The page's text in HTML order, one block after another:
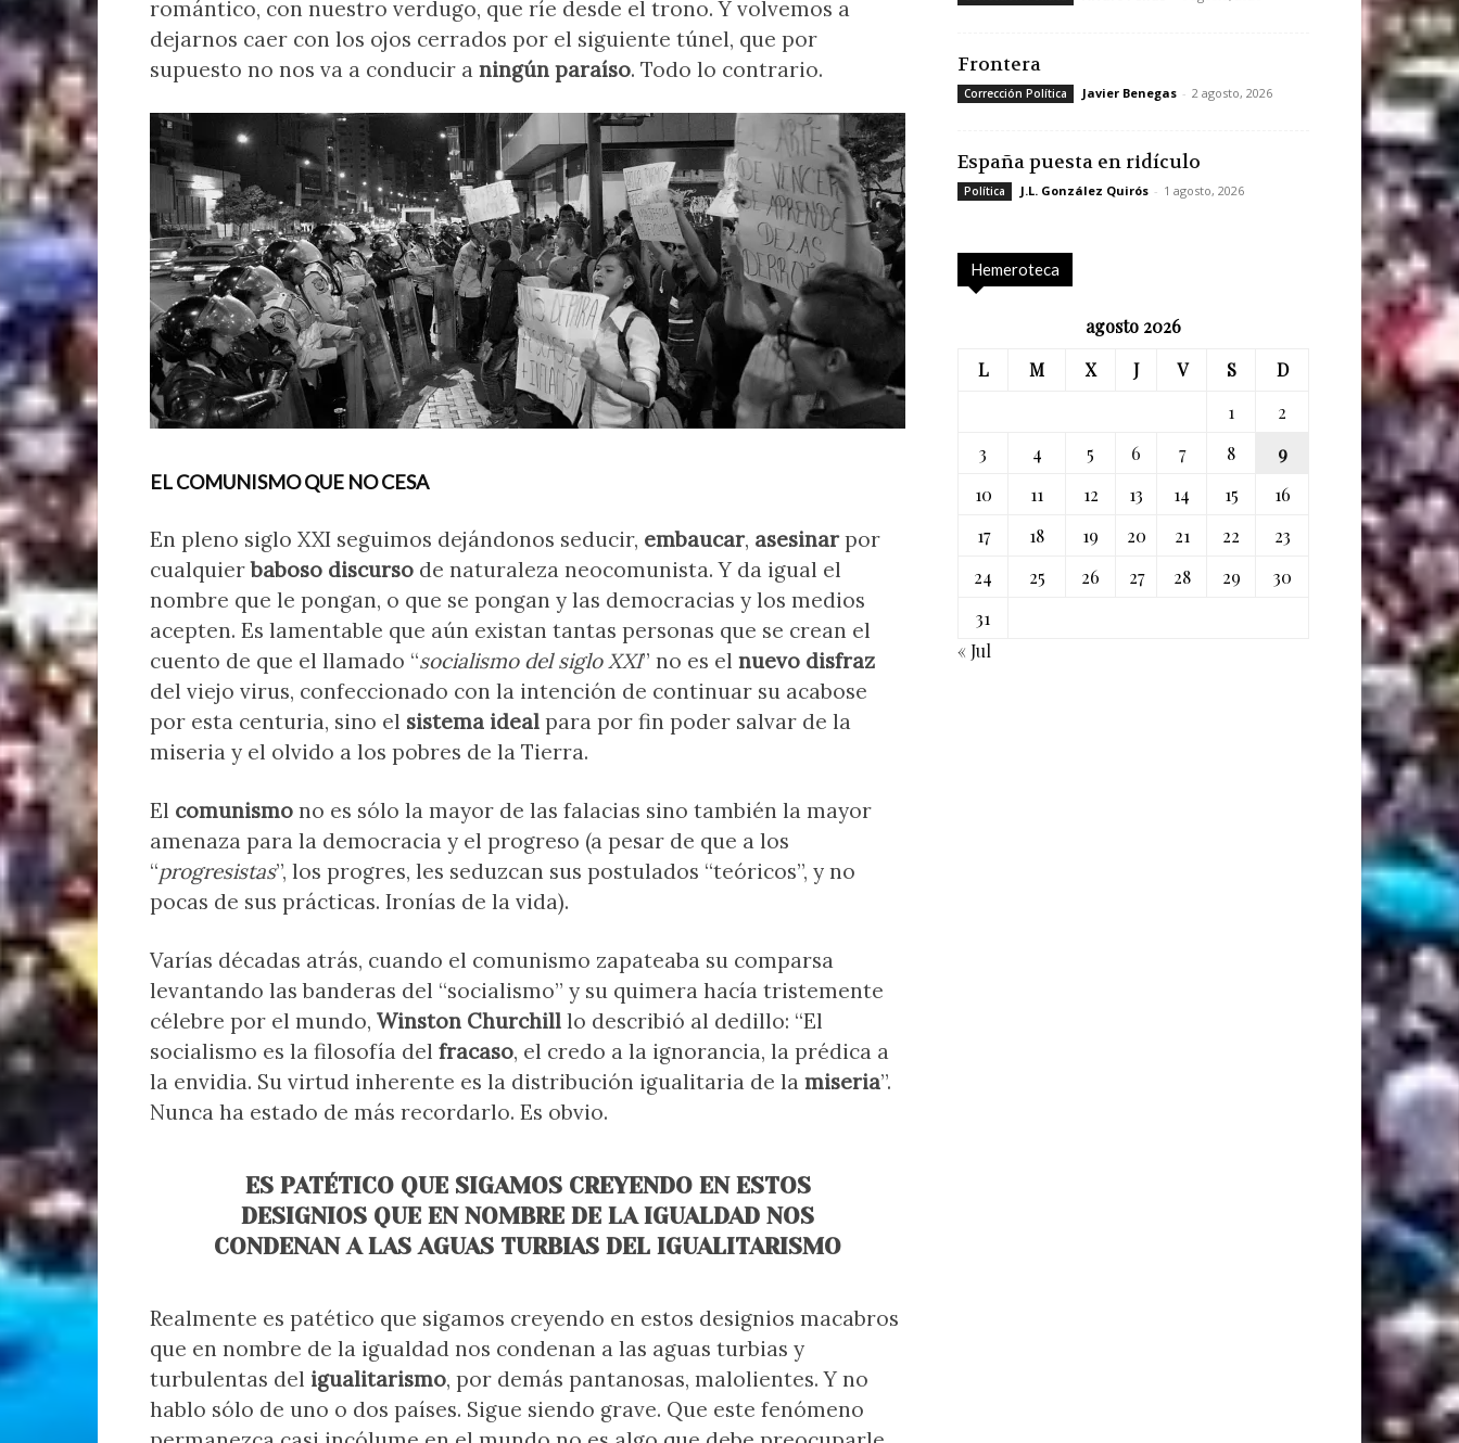
romántico, con nuestro verdugo, que ríe desde el trono. Y volvemos a
dejarnos caer con los ojos cerrados por el siguiente túnel, que por
supuesto no nos va a conducir a ningún paraíso. Todo lo contrario.
EL COMUNISMO QUE NO CESA
En pleno siglo XXI seguimos dejándonos seducir, embaucar, asesinarpor
cualquierbaboso discurso de naturaleza neocomunista. Y da igual el
nombre que le pongan, o que se pongan y las democracias y los medios
acepten. Es lamentable que aún existan tantas personas que se crean el
cuento de que el llamado “socialismo del siglo XXI” no es el nuevo disfraz
del viejo virus, confeccionado con la intención de continuar su acabose
por esta centuria, sino el sistema ideal para por fin poder salvar de la
miseria y el olvido a los pobres de la Tierra.
El comunismo no es sólo la mayor de las falacias sino también la mayor
amenaza para la democracia y el progreso (a pesar de que a los
“progresistas”, los progres, les seduzcan sus postulados “teóricos”, y no
pocas de sus prácticas. Ironías de la vida).
Varías décadas atrás, cuando el comunismo zapateaba su comparsa
levantando las banderas del “socialismo” y su quimera hacía tristemente
célebre por el mundo, Winston Churchill lo describió al dedillo: “El
socialismo es la filosofía del fracaso, el credo a la ignorancia, la prédica a
la envidia. Su virtud inherente es la distribución igualitaria de la miseria”.
Nunca ha estado de más recordarlo. Es obvio.
ES PATÉTICO QUE SIGAMOS CREYENDO EN ESTOS
DESIGNIOS QUE EN NOMBRE DE LA IGUALDAD NOS
CONDENAN A LAS AGUAS TURBIAS DEL IGUALITARISMO
Realmente es patético que sigamos creyendo en estos designios macabros
que en nombre de la igualdad nos condenan a las aguas turbias y
turbulentas del igualitarismo, por demás pantanosas, malolientes. Y no
hablo sólo de uno o dos países. Sigue siendo grave. Que este fenómeno
Frontera
Corrección Política Javier Benegas - 2 agosto, 2026
España puesta en ridículo
Política J.L. González Quirós - 1 agosto, 2026
Hemeroteca
agosto 2026
L
M X J V S
D
1
2
3
4 5 6 7 8
9
10
11 12 13 14 15
16
17
18 19 20 21 22
23
24
25 26 27 28 29
30
31
« Jul